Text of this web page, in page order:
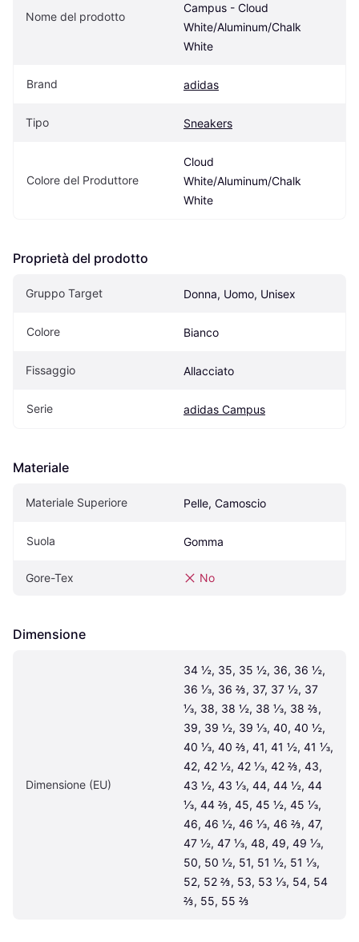
Nome del prodotto
Campus - Cloud
White/Aluminum/Chalk
White
Brand adidas
Tipo Sneakers
Colore del Produttore
Cloud
White/Aluminum/Chalk
White
Proprietà del prodotto
Gruppo Target Donna, Uomo, Unisex
Colore Bianco
Fissaggio Allacciato
Serie adidas Campus
Materiale
Materiale Superiore Pelle, Camoscio
Suola Gomma
Gore-Tex No
Dimensione
Dimensione (EU)
34 ½, 35, 35 ½, 36, 36 ½,
36 ⅓, 36 ⅔, 37, 37 ½, 37
⅓, 38, 38 ½, 38 ⅓, 38 ⅔,
39, 39 ½, 39 ⅓, 40, 40 ½,
40 ⅓, 40 ⅔, 41, 41 ½, 41 ⅓,
42, 42 ½, 42 ⅓, 42 ⅔, 43,
43 ½, 43 ⅓, 44, 44 ½, 44
⅓, 44 ⅔, 45, 45 ½, 45 ⅓,
46, 46 ½, 46 ⅓, 46 ⅔, 47,
47 ½, 47 ⅓, 48, 49, 49 ⅓,
50, 50 ½, 51, 51 ½, 51 ⅓,
52, 52 ⅔, 53, 53 ⅓, 54, 54
⅔, 55, 55 ⅔